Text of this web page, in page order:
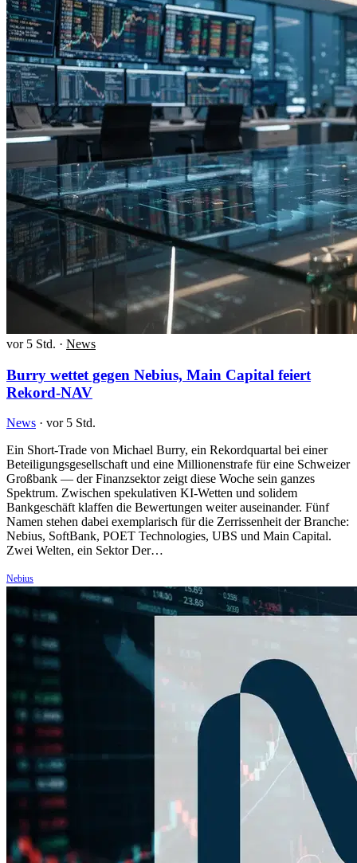
vor 5 Std. · News
Burry wettet gegen Nebius, Main Capital feiert
Rekord-NAV
News · vor 5 Std.
Ein Short-Trade von Michael Burry, ein Rekordquartal bei einer
Beteiligungsgesellschaft und eine Millionenstrafe für eine Schweizer
Großbank — der Finanzsektor zeigt diese Woche sein ganzes
Spektrum. Zwischen spekulativen KI-Wetten und solidem
Bankgeschäft klaffen die Bewertungen weiter auseinander. Fünf
Namen stehen dabei exemplarisch für die Zerrissenheit der Branche:
Nebius, SoftBank, POET Technologies, UBS und Main Capital.
Zwei Welten, ein Sektor Der…
Nebius